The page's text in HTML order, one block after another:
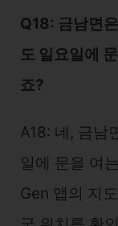
Q18: 금남면
도 일요일에
죠?
A18: 네, 금남
일에 문을 여
Gen 앱의 지